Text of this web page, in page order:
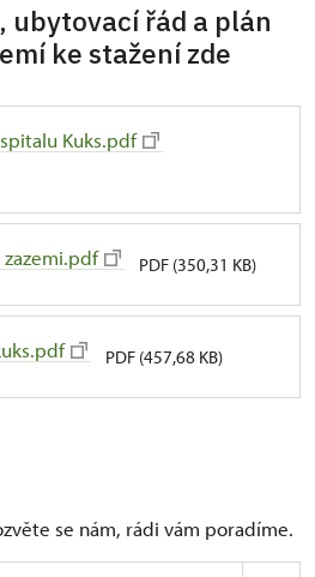
řád a plán
ke stažení zde
Kuks.pdf
PDF (350,31 KB)
PDF (457,68 KB)
se nám, rádi vám poradíme.